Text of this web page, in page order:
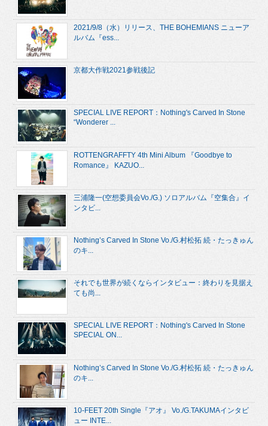
2021/9/8（水）リリース、THE BOHEMIANS ニューア
ルバム『ess...
京都大作戦2021参戦後記
SPECIAL LIVE REPORT：Nothing's Carved In Stone
“Wonderer ...
ROTTENGRAFFTY 4th Mini Album 『Goodbye to
Romance』 KAZUO...
三浦隆一(空想委員会Vo./G.) ソロアルバム『空集合』イ
ンタビ...
Nothing’s Carved In Stone Vo./G.村松拓 続・たっきゅん
のキ...
それでも世界が続くならインタビュー：終わりを見据え
ても尚...
SPECIAL LIVE REPORT：Nothing's Carved In Stone
SPECIAL ON...
Nothing’s Carved In Stone Vo./G.村松拓 続・たっきゅん
のキ...
10-FEET 20th Single『アオ』 Vo./G.TAKUMAインタビ
ュー INTE...